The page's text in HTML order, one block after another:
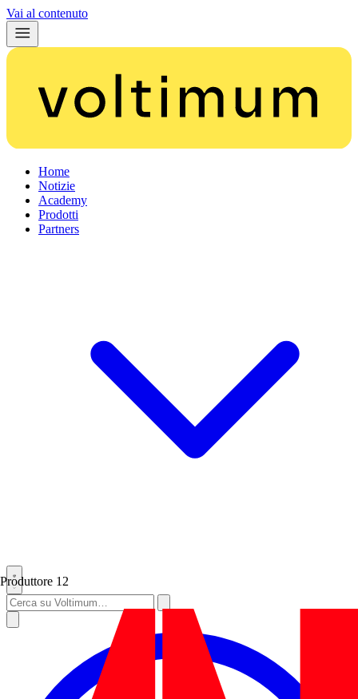
Vai al contenuto
Home
Notizie
Academy
Prodotti
Partners
Produttore 12